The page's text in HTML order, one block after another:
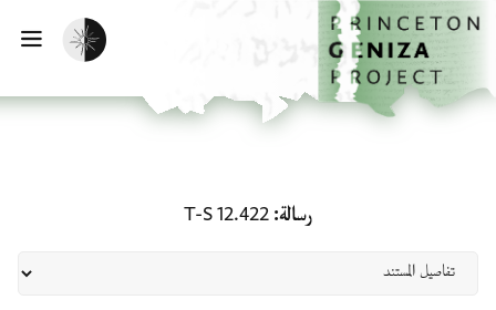
إلى المحتوى الرئيسي
الرئيسية
تفعيل الوضع المظلم
رسالة T-S 12.422